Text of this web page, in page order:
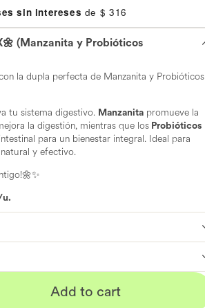
sin intereses de $ 316
(Manzanita y Probióticos
la dupla perfecta de Manzanita y Probióticos
tu sistema digestivo. Manzanitapromueve la
la digestión, mientras que losProbióticos
para un bienestar integral. Ideal para
y efectivo.
u.
Add to cart